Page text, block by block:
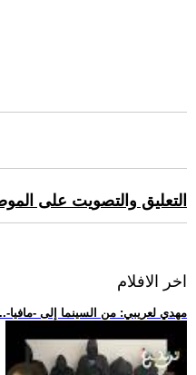
التعليق والتصويت على
اخر الافلام
.. مهدي لعريبي: من السينما إلى -